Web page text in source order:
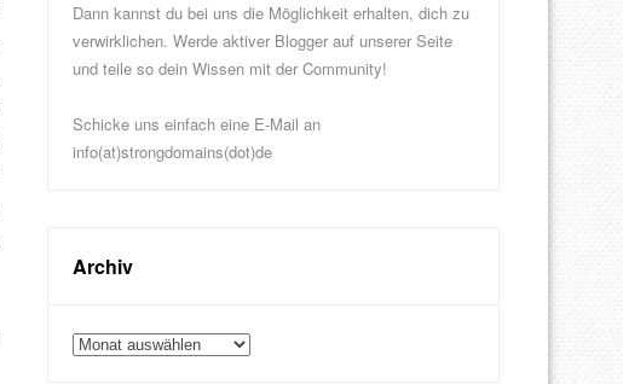
Dann kannst du bei uns die Möglichkeit erhalten, dich zu
verwirklichen. Werde aktiver Blogger auf unserer Seite
und teile so dein Wissen mit der Community!
Schicke uns einfach eine E-Mail an
info(at)strongdomains(dot)de
Archiv
Archiv